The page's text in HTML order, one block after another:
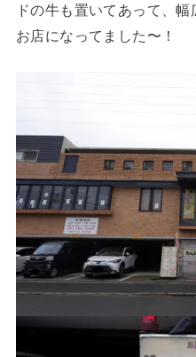
ドの牛も置いてあって、
お店になってました〜！